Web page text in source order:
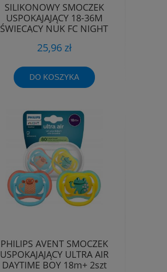
SILIKONOWY SMOCZEK
USPOKAJAJĄCY 18-36M
ŚWIECĄCY NUK FC NIGHT
25,96 zł
DO KOSZYKA
PHILIPS AVENT SMOCZEK
USPOKAJAJĄCY ULTRA AIR
DAYTIME BOY 18m+ 2szt